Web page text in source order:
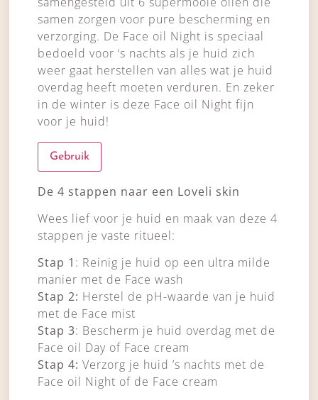
samen zorgen voor pure bescherming en
verzorging. De Face oil Night is speciaal
bedoeld voor ‘s nachts als je huid zich
weer gaat herstellen van alles wat je huid
overdag heeft moeten verduren. En zeker
in de winter is deze Face oil Night fijn
voor je huid!
Gebruik
De 4 stappen naar een Loveli skin
Wees lief voor je huid en maak van deze 4
stappen je vaste ritueel:
Stap 1 : Reinig je huid op een ultra milde
manier met de Face wash
Stap 2: Herstel de pH-waarde van je huid
met de Face mist
Stap 3: Bescherm je huid overdag met de
Face oil Day of Face cream
Stap 4: Verzorg je huid ’s nachts met de
Face oil Night of de Face cream